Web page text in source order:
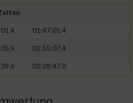
01:47:01.4
01:55:07.4
02:28:47.0